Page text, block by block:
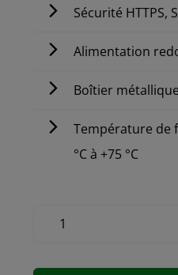
Sécurité HTTPS,
Alimentation
Boîtier
Température de
°C à +75 °C